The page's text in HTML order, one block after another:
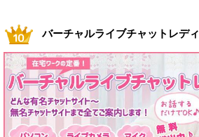
バーチャルライブチャットレディ